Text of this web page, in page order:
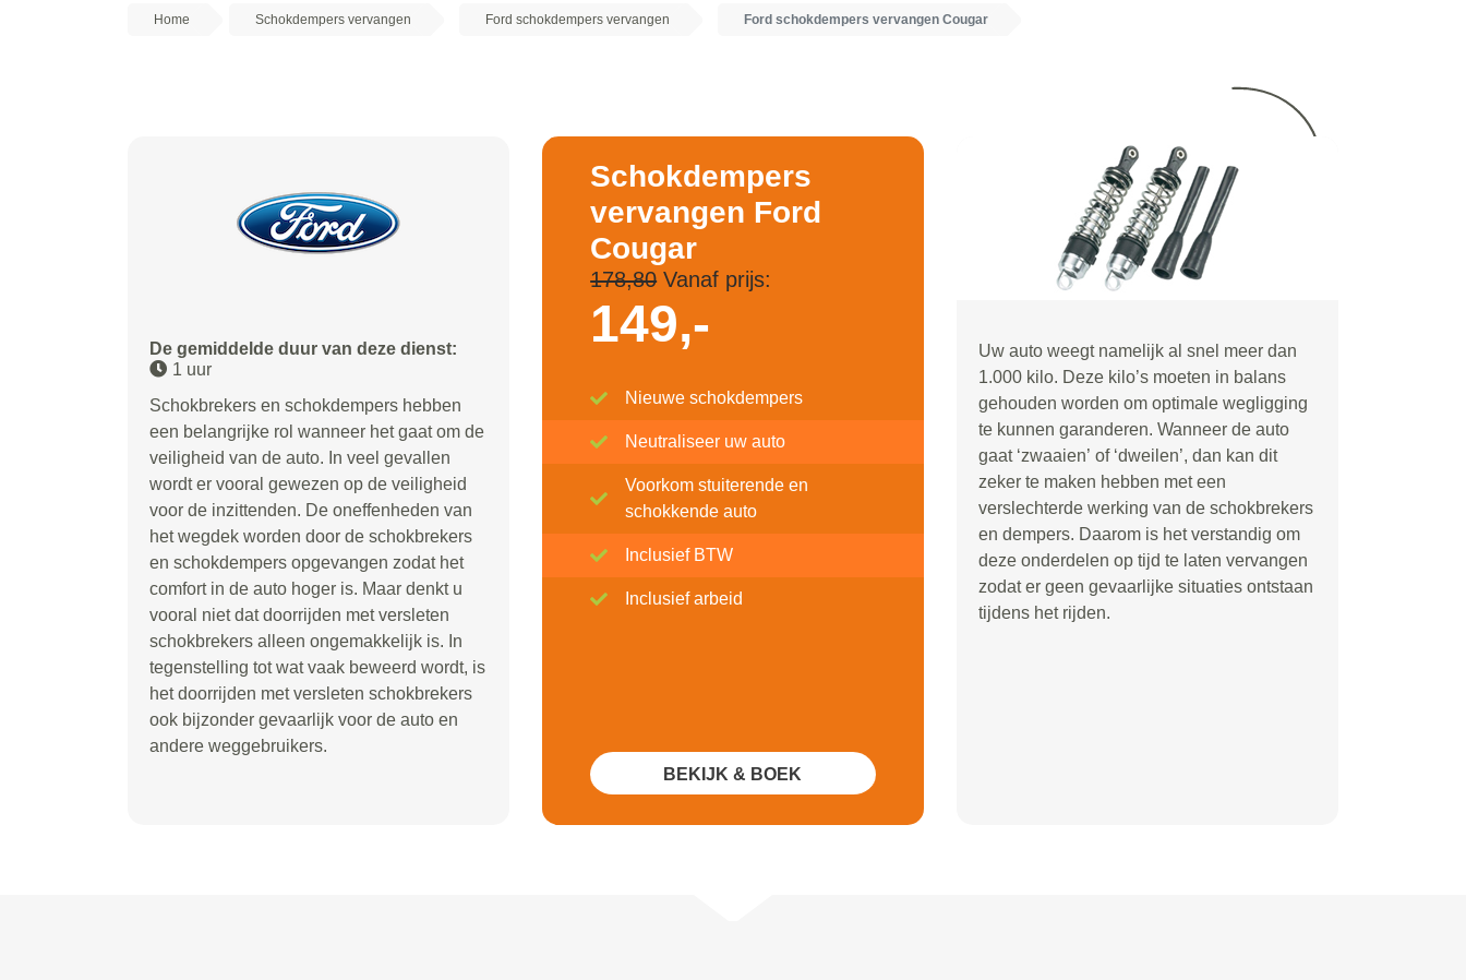
Home Schokdempers vervangen Ford schokdempers vervangen Ford schokdempers vervangen Cougar
De gemiddelde duur van deze dienst:
1 uur
Schokbrekers en schokdempers hebben
een belangrijke rol wanneer het gaat om de
veiligheid van de auto. In veel gevallen
wordt er vooral gewezen op de veiligheid
voor de inzittenden. De oneffenheden van
het wegdek worden door de schokbrekers
en schokdempers opgevangen zodat het
comfort in de auto hoger is. Maar denkt u
vooral niet dat doorrijden met versleten
schokbrekers alleen ongemakkelijk is. In
tegenstelling tot wat vaak beweerd wordt, is
het doorrijden met versleten schokbrekers
ook bijzonder gevaarlijk voor de auto en
andere weggebruikers.
Schokdempers
vervangen Ford
Cougar
178,80Vanaf prijs:
149,-
Nieuwe schokdempers
Neutraliseer uw auto
Voorkom stuiterende en
schokkende auto
Inclusief BTW
Inclusief arbeid
BEKIJK & BOEK
Uw auto weegt namelijk al snel meer dan
1.000 kilo. Deze kilo’s moeten in balans
gehouden worden om optimale wegligging
te kunnen garanderen. Wanneer de auto
gaat ‘zwaaien’ of ‘dweilen’, dan kan dit
zeker te maken hebben met een
verslechterde werking van de schokbrekers
en dempers. Daarom is het verstandig om
deze onderdelen op tijd te laten vervangen
zodat er geen gevaarlijke situaties ontstaan
tijdens het rijden.